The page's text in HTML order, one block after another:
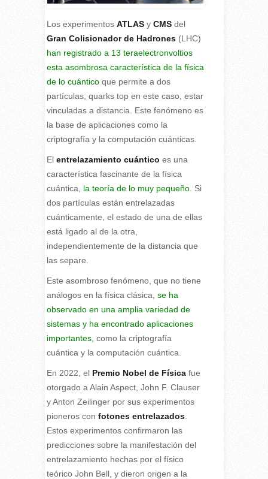
Los experimentos ATLASy CMSdel
Gran Colisionador de Hadrones(LHC)
han registrado a 13 teraelectronvoltios
esta asombrosa característica de la física
de lo cuánticoque permite a dos
partículas, quarks top en este caso, estar
vinculadas a distancia. Este fenómeno es
la base de aplicaciones como la
criptografía y la computación cuánticas.
El entrelazamiento cuántico es una
característica fascinante de la física
cuántica,
la teoría de lo muy pequeño. Si
dos partículas están entrelazadas
cuánticamente, el estado de una de ellas
está ligado al de la otra,
independientemente de la distancia que
las separe.
Este asombroso fenómeno, que no tiene
análogos en la física clásica, se ha
observado en una amplia variedad de
sistemas y ha encontrado aplicaciones
importantes, como la criptografía
cuántica y la computación cuántica.
En 2022, el Premio Nobel de Físicafue
otorgado a Alain Aspect, John F. Clauser
y Anton Zeilinger por sus experimentos
pioneros con fotones entrelazados.
Estos experimentos confirmaron las
predicciones sobre la manifestación del
entrelazamiento hechas por el físico
teórico John Bell, y dieron origen a la